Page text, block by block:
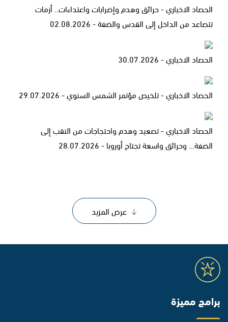
الحصاد الاخباري - حرائق وهدم وإضرابات واعتداءات.. أزمات
تتصاعد من الداخل إلى القدس والضفة - 02.08.2026
الحصاد الاخباري - 30.07.2026
الحصاد الاخباري - تلخيص مؤتمر الشمس السنوي - 29.07.2026
الحصاد الاخباري - تصعيد وهدم واحتجاجات من النقب إلى
الضفة… وحرائق واسعة تجتاح أوروبا - 28.07.2026
عرض المزيد
برامج مميزة